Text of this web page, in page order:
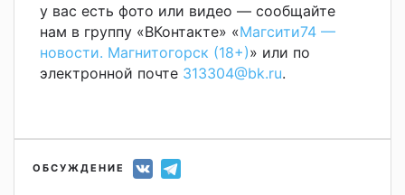
у вас есть фото или видео — сообщайте
нам в группу «ВКонтакте» «Магсити74 —
новости. Магнитогорск (18+)» или по
электронной почте 313304@bk.ru.
ОБСУЖДЕНИЕ